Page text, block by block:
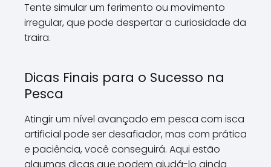
Tente simular um ferimento ou movimento
irregular, que pode despertar a curiosidade da
traira.
Dicas Finais para o Sucesso na
Pesca
Atingir um nível avançado em pesca com isca
artificial pode ser desafiador, mas com prática
e paciência, você conseguirá. Aqui estão